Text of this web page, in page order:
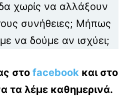
χωρίς να αλλάξουν
συνήθειες; Μήπως
να δούμε αν ισχύει;
στο facebook και στο
τα λέμε καθημερινά.